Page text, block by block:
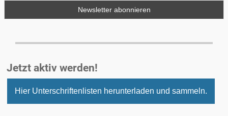
Jetzt aktiv werden!
Hier Unterschriftenlisten herunterladen und sammeln.